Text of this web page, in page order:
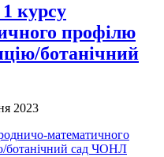
курсу
профілю
ботанічний
2023
математичного
ботанічний сад ЧОНЛ